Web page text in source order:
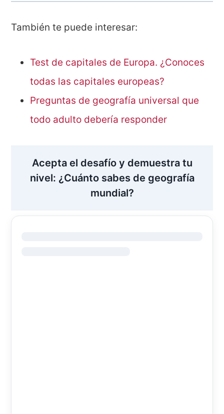
También te puede interesar:
Test de capitales de Europa. ¿Conoces
todas las capitales europeas?
Preguntas de geografía universal que
todo adulto debería responder
Acepta el desafío y demuestra tu
nivel: ¿Cuánto sabes de geografía
mundial?